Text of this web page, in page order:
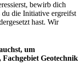
bewirb dich
du die Initiative ergreifst
hast. Wir
um
Geotechnik